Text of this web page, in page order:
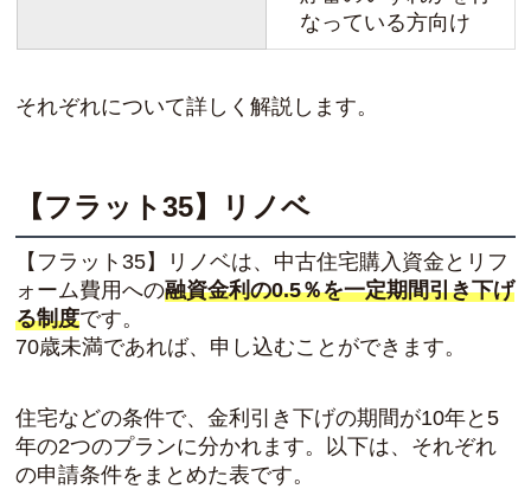
なっている方向け
それぞれについて詳しく解説します。
【フラット35】リノベ
【フラット35】リノベは、中古住宅購入資金とリフ
ォーム費用への融資金利の0.5％を一定期間引き下げ
る制度です。
70歳未満であれば、申し込むことができます。
住宅などの条件で、金利引き下げの期間が10年と5
年の2つのプランに分かれます。以下は、それぞれ
の申請条件をまとめた表です。